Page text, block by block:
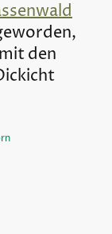
den